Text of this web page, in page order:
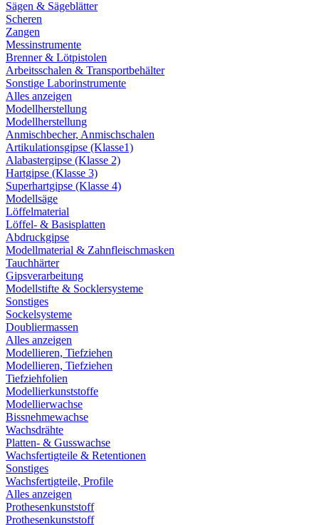
Sägen & Sägeblätter
Scheren
Zangen
Messinstrumente
Brenner & Lötpistolen
Arbeitsschalen & Transportbehälter
Sonstige Laborinstrumente
Alles anzeigen
Modellherstellung
Modellherstellung
Anmischbecher, Anmischschalen
Artikulationsgipse (Klasse1)
Alabastergipse (Klasse 2)
Hartgipse (Klasse 3)
Superhartgipse (Klasse 4)
Modellsäge
Löffelmaterial
Löffel- & Basisplatten
Abdruckgipse
Modellmaterial & Zahnfleischmasken
Tauchhärter
Gipsverarbeitung
Modellstifte & Socklersysteme
Sonstiges
Sockelsysteme
Doubliermassen
Alles anzeigen
Modellieren, Tiefziehen
Modellieren, Tiefziehen
Tiefziehfolien
Modellierkunststoffe
Modellierwachse
Bissnehmewachse
Wachsdrähte
Platten- & Gusswachse
Wachsfertigteile & Retentionen
Sonstiges
Wachsfertigteile, Profile
Alles anzeigen
Prothesenkunststoff
Prothesenkunststoff